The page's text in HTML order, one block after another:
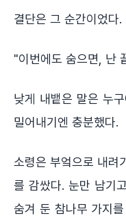
결단은 그 순간이었다.
"이번에도 숨으면, 난
낮게 내뱉은 말은 누
밀어내기엔 충분했다.
소령은 부엌으로 내려
를 감쌌다. 눈만 남기
숨겨 둔 참나무 가지